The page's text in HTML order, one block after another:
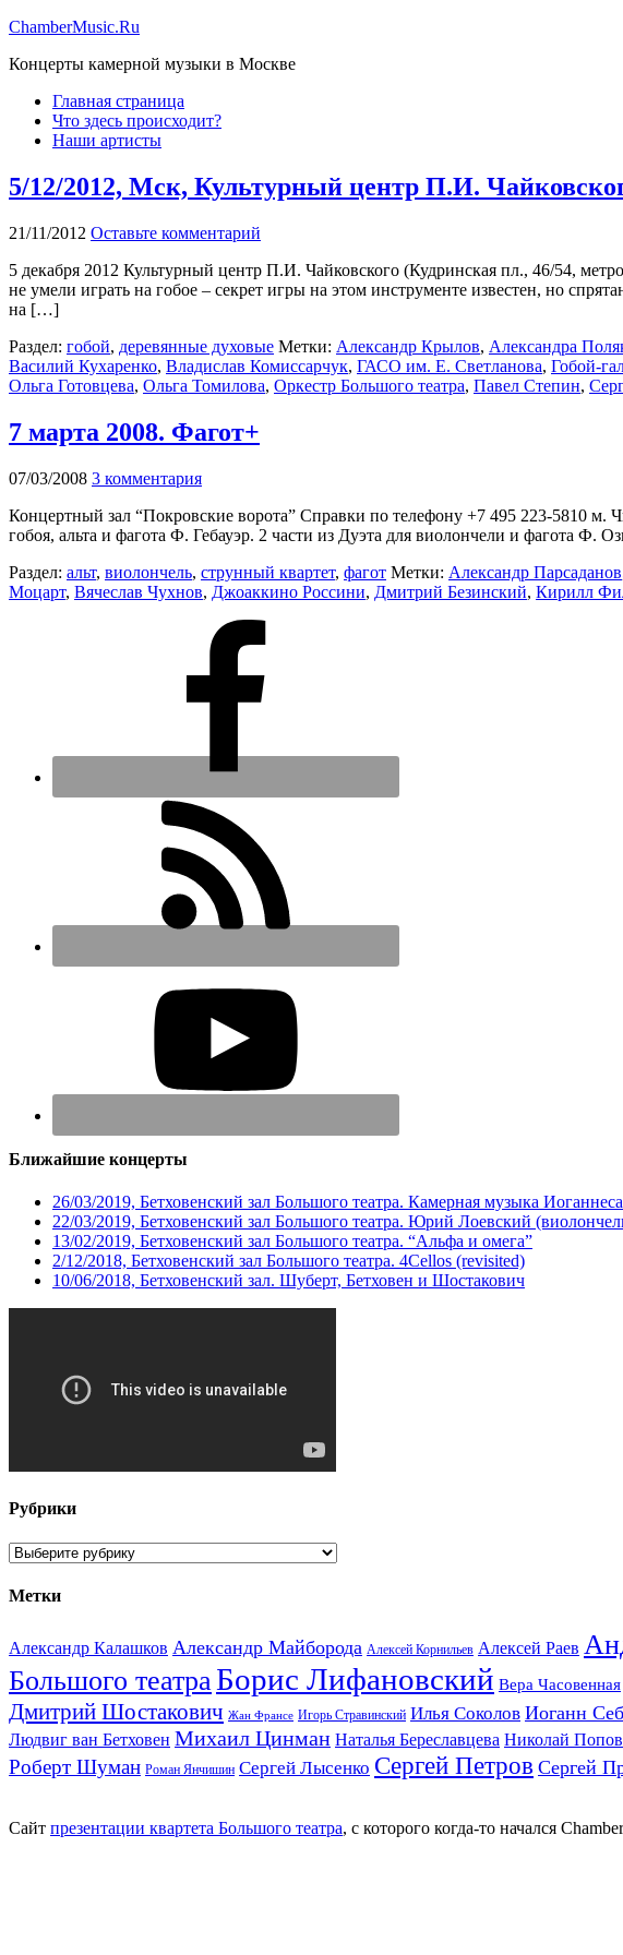
ChamberMusic.Ru
Концерты камерной музыки в Москве
Главная страница
Что здесь происходит?
Наши артисты
5/12/2012, Мск, Культурный центр П.И.
21/11/2012 Оставьте комментарий
5 декабря 2012 Культурный центр П.И. Чайковского (Кудринская пл., 46/54,
не умели играть на гобое – секрет игры на этом инструменте известен, но
на […]
Раздел: гобой, деревянные духовые Метки: Александр Крылов, Александра
Василий Кухаренко, Владислав Комиссарчук, ГАСО им. Е. Светланова, Гобой-
Ольга Готовцева, Ольга Томилова, Оркестр Большого театра, Павел Степин,
7 марта 2008. Фагот+
07/03/2008 3 комментария
Концертный зал “Покровские ворота” Справки по телефону +7 495 223-5810
гобоя, альта и фагота Ф. Гебауэр. 2 части из Дуэта для виолончели и фагота
Раздел: альт, виолончель, струнный квартет, фагот Метки: Александр Парсаданов
Моцарт, Вячеслав Чухнов, Джоаккино Россини, Дмитрий Безинский, Кирилл
Ближайшие концерты
26/03/2019, Бетховенский зал Большого театра. Камерная музыка
22/03/2019, Бетховенский зал Большого театра. Юрий Лоевский
13/02/2019, Бетховенский зал Большого театра. “Альфа и омега”
2/12/2018, Бетховенский зал Большого театра. 4Cellos (revisited)
10/06/2018, Бетховенский зал. Шуберт, Бетховен и Шостакович
Рубрики
Рубрики
Метки
Александр Калашков Александр Майборода Алексей Корнильев Алексей Раев
Большого театраБорис Лифановский Вера Часовенная
Дмитрий Шостакович Жан Франсе Игорь Стравинский Илья Соколов Иоганн
Людвиг ван Бетховен Михаил Цинман Наталья Береславцева Николай Попов
Роберт Шуман Роман Янчишин Сергей Лысенко Сергей Петров Сергей
Сайт презентации квартета Большого театра, с которого когда-то начался